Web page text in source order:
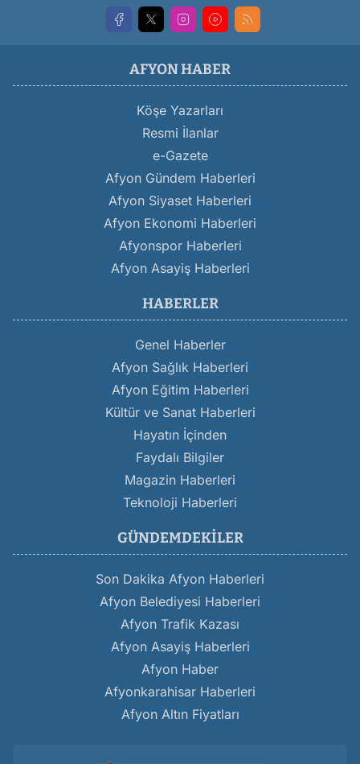
AFYON HABER
Köşe Yazarları
Resmi İlanlar
e-Gazete
Afyon Gündem Haberleri
Afyon Siyaset Haberleri
Afyon Ekonomi Haberleri
Afyonspor Haberleri
Afyon Asayiş Haberleri
HABERLER
Genel Haberler
Afyon Sağlık Haberleri
Afyon Eğitim Haberleri
Kültür ve Sanat Haberleri
Hayatın İçinden
Faydalı Bilgiler
Magazin Haberleri
Teknoloji Haberleri
GÜNDEMDEKILER
Son Dakika Afyon Haberleri
Afyon Belediyesi Haberleri
Afyon Trafik Kazası
Afyon Asayiş Haberleri
Afyon Haber
Afyonkarahisar Haberleri
Afyon Altın Fiyatları